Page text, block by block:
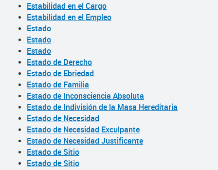
Estabilidad en el Cargo
Estabilidad en el Empleo
Estado
Estado
Estado
Estado de Derecho
Estado de Ebriedad
Estado de Familia
Estado de Inconsciencia Absoluta
Estado de Indivisión de la Masa Hereditaria
Estado de Necesidad
Estado de Necesidad Exculpante
Estado de Necesidad Justificante
Estado de Sitio
Estado de Sitio